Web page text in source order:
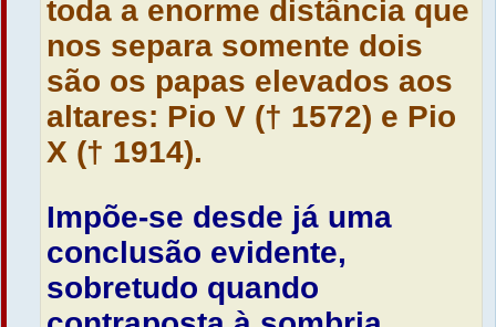
toda a enorme distância que
nos separa somente dois
são os papas elevados aos
altares: Pio V († 1572) e Pio
X († 1914).
Impõe-se desde já uma
conclusão evidente,
sobretudo quando